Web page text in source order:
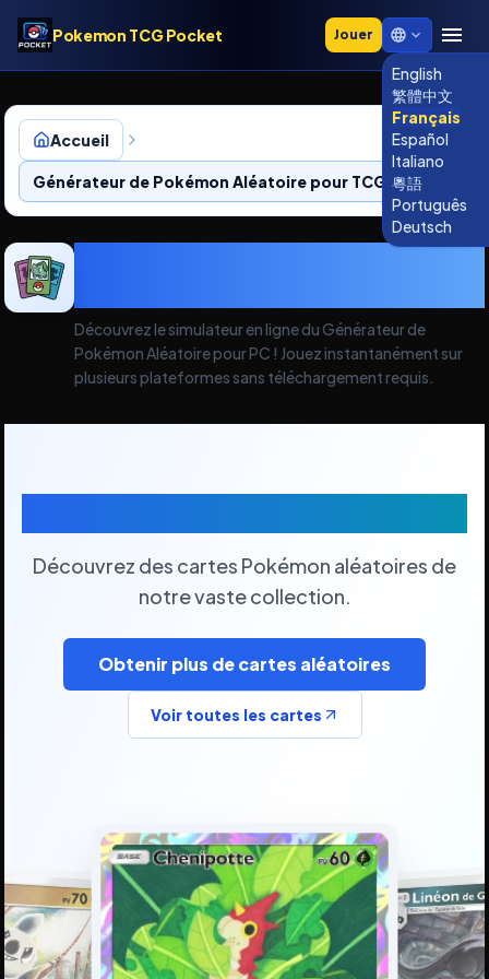
Pokemon TCG Pocket Jouer
English
繁體中文
Français
Español
Italiano
粵語
Português
Deutsch
Accueil
Générateur de Pokémon Aléatoire pour TCG Pocket
Découvrez le simulateur en ligne du Générateur de
Pokémon Aléatoire pour PC ! Jouez instantanément sur
plusieurs plateformes sans téléchargement requis.
Découvrez des cartes Pokémon aléatoires de
notre vaste collection.
Obtenir plus de cartes aléatoires
Voir toutes les cartes